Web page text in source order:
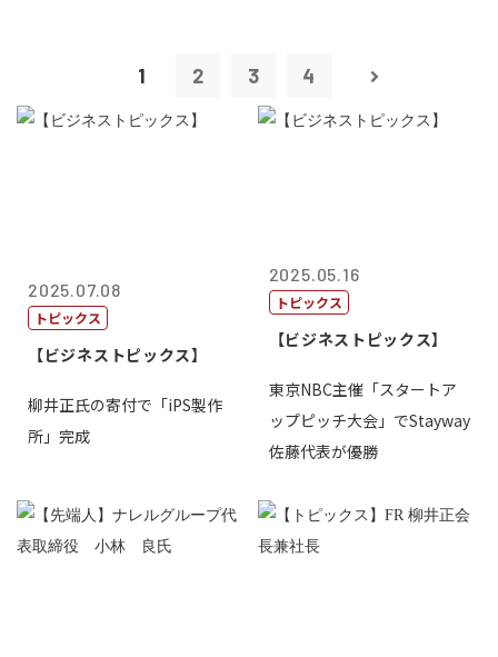
1 2 3 4
2025.07.08
トピックス
【ビジネストピックス】
柳井正氏の寄付で「iPS製作
所」完成
2025.05.16
トピックス
【ビジネストピックス】
東京NBC主催「スタートア
ップピッチ大会」でStayway
佐藤代表が優勝